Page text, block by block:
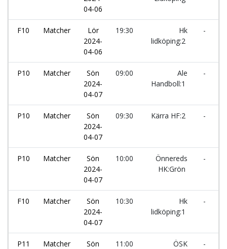
04-06
F10 Matcher
Lör
2024-
04-06
19:30
Hk
lidköping:2
-
P10 Matcher
Sön
2024-
04-07
09:00
Ale
Handboll:1
-
P10 Matcher
Sön
2024-
04-07
09:30 Kärra HF:2 -
P10 Matcher
Sön
2024-
04-07
10:00
Önnereds
HK:Grön
-
F10 Matcher
Sön
2024-
04-07
10:30
Hk
lidköping:1
-
P11 Matcher
Sön
11:00
ÖSK
-